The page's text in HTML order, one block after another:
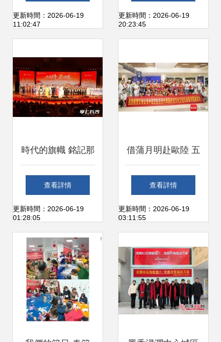
商品展—手工藝術
更新時間：2026-06-19
11:02:47
藝術作品展的感悟
更新時間：2026-06-19
20:23:45
時代的旗幟 銘記那
份信仰與榮耀——
觀2026年長沙市第
二屆職工文藝展演
有感
查看詳情
更新時間：2026-06-19
01:28:05
借蒲月明赴歐陸 五
指山黎苗童聲合唱
團歸來啟示錄
查看詳情
更新時間：2026-06-19
03:11:55